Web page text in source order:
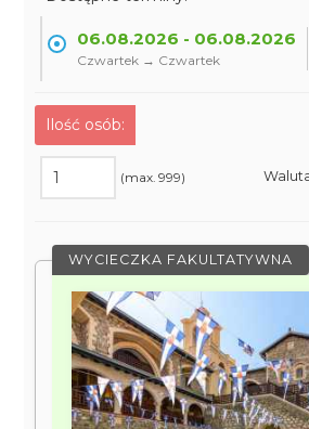
06.08.2026 - 06.08.2026
Czwartek → Czwartek
Ilość osób:
(max. 999)
WYCIECZKA FAKULTATYWNA